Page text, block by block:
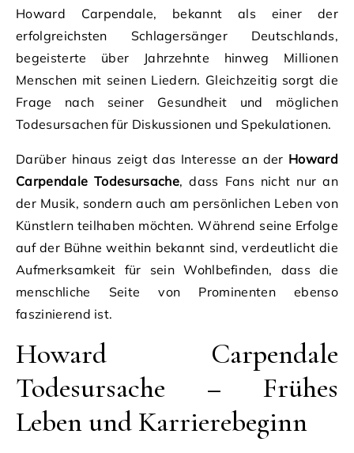
Howard Carpendale, bekannt als einer der
erfolgreichsten Schlagersänger Deutschlands,
begeisterte über Jahrzehnte hinweg Millionen
Menschen mit seinen Liedern. Gleichzeitig sorgt die
Frage nach seiner Gesundheit und möglichen
Todesursachen für Diskussionen und Spekulationen.
Darüber hinaus zeigt das Interesse an der Howard
Carpendale Todesursache, dass Fans nicht nur an
der Musik, sondern auch am persönlichen Leben von
Künstlern teilhaben möchten. Während seine Erfolge
auf der Bühne weithin bekannt sind, verdeutlicht die
Aufmerksamkeit für sein Wohlbefinden, dass die
menschliche Seite von Prominenten ebenso
faszinierend ist.
Howard Carpendale
Todesursache – Frühes
Leben und Karrierebeginn